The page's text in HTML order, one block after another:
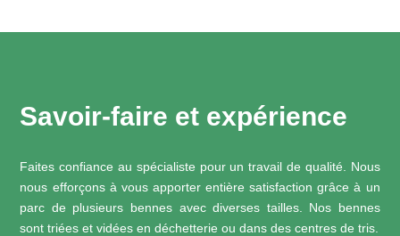
Savoir-faire et expérience
Faites confiance au spécialiste pour un travail de qualité. Nous
nous efforçons à vous apporter entière satisfaction grâce à un
parc de plusieurs bennes avec diverses tailles. Nos bennes
sont triées et vidées en déchetterie ou dans des centres de tris.